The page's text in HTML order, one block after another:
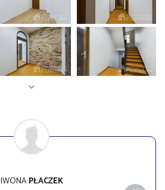
IWONAPŁACZEK